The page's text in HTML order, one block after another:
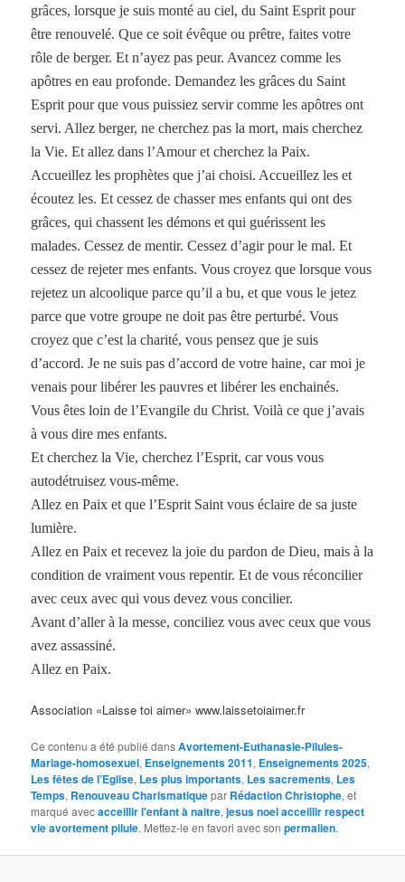
grâces, lorsque je suis monté au ciel, du Saint Esprit pour
être renouvelé. Que ce soit évêque ou prêtre, faites votre
rôle de berger. Et n’ayez pas peur. Avancez comme les
apôtres en eau profonde. Demandez les grâces du Saint
Esprit pour que vous puissiez servir comme les apôtres ont
servi. Allez berger, ne cherchez pas la mort, mais cherchez
la Vie. Et allez dans l’Amour et cherchez la Paix.
Accueillez les prophètes que j’ai choisi. Accueillez les et
écoutez les. Et cessez de chasser mes enfants qui ont des
grâces, qui chassent les démons et qui guérissent les
malades. Cessez de mentir. Cessez d’agir pour le mal. Et
cessez de rejeter mes enfants. Vous croyez que lorsque vous
rejetez un alcoolique parce qu’il a bu, et que vous le jetez
parce que votre groupe ne doit pas être perturbé. Vous
croyez que c’est la charité, vous pensez que je suis
d’accord. Je ne suis pas d’accord de votre haine, car moi je
venais pour libérer les pauvres et libérer les enchainés.
Vous êtes loin de l’Evangile du Christ. Voilà ce que j’avais
à vous dire mes enfants.
Et cherchez la Vie, cherchez l’Esprit, car vous vous
autodétruisez vous-même.
Allez en Paix et que l’Esprit Saint vous éclaire de sa juste
lumière.
Allez en Paix et recevez la joie du pardon de Dieu, mais à la
condition de vraiment vous repentir. Et de vous réconcilier
avec ceux avec qui vous devez vous concilier.
Avant d’aller à la messe, conciliez vous avec ceux que vous
avez assassiné.
Allez en Paix.
Association «Laisse toi aimer» www.laissetoiaimer.fr
Ce contenu a été publié dansAvortement-Euthanasie-Pilules-
Mariage-homosexuel, Enseignements 2011, Enseignements 2025,
Les fêtes de l’Eglise, Les plus importants, Les sacrements, Les
Temps, Renouveau Charismatiquepar Rédaction Christophe, et
marqué avecacceillir l'enfant à naitre,jesus noel acceillir respect
vie avortement pilule. Mettez-le en favori avec sonpermalien.